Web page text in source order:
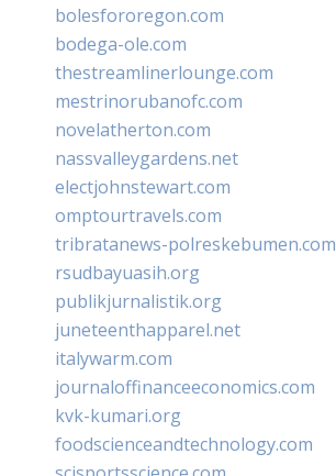
bolesfororegon.com
bodega-ole.com
thestreamlinerlounge.com
mestrinorubanofc.com
novelatherton.com
nassvalleygardens.net
electjohnstewart.com
omptourtravels.com
tribratanews-polreskebumen.com
rsudbayuasih.org
publikjurnalistik.org
juneteenthapparel.net
italywarm.com
journaloffinanceeconomics.com
kvk-kumari.org
foodscienceandtechnology.com